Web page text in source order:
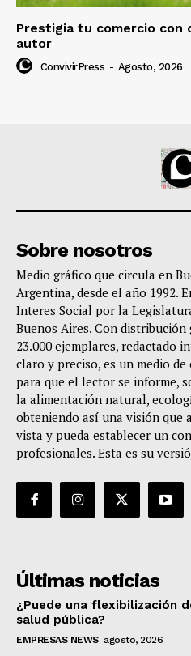
Prestigia tu comercio con
autor
ConvivirPress - Agosto, 2026
Sobre nosotros
Medio gráfico que circula en
Argentina, desde el año 1992.
Interes Social por la
Buenos Aires. Con
23.000 ejemplares, redactado
claro y preciso, es un medio
para que el lector se informe,
la alimentación natural,
obteniendo así una visión que
vista y pueda establecer un
profesionales. Esta es su
Últimas noticias
¿Puede una flexibilización
salud pública?
EMPRESAS NEWS agosto, 2026